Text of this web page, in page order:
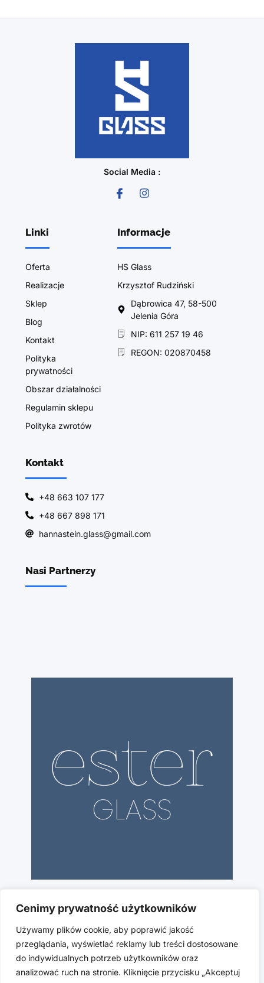
Cenimy prywatność użytkowników
Używamy plików cookie, aby poprawić jakość
przeglądania, wyświetlać reklamy lub treści dostosowane
do indywidualnych potrzeb użytkowników oraz
analizować ruch na stronie. Kliknięcie przycisku „Akceptuj
Social Media :
Linki
Oferta
Realizacje
Sklep
Blog
Kontakt
Polityka
prywatności
Obszar działalności
Regulamin sklepu
Polityka zwrotów
Informacje
HS Glass
Krzysztof Rudziński
Dąbrowica 47, 58-500
Jelenia Góra
NIP: 611 257 19 46
REGON: 020870458
Kontakt
+48 663 107 177
+48 667 898 171
hannastein.glass@gmail.com
Nasi Partnerzy